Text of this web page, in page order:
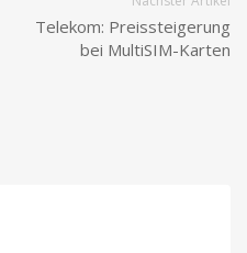
Telekom: Preissteigerung
bei MultiSIM-Karten